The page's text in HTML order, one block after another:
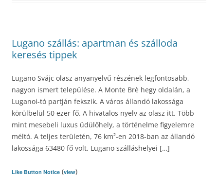
Lugano szállás: apartman és szálloda
keresés tippek
Lugano Svájc olasz anyanyelvű részének legfontosabb,
nagyon ismert települése. A Monte Brè hegy oldalán, a
Luganoi-tó partján fekszik. A város állandó lakossága
körülbelül 50 ezer fő. A hivatalos nyelv az olasz itt. Több
mint mesebeli luxus üdülőhely, a történelme figyelemre
méltó. A teljes területén, 76 km²-en 2018-ban az állandó
lakossága 63480 fő volt. Lugano szálláshelyei […]
Like Button Notice (view)